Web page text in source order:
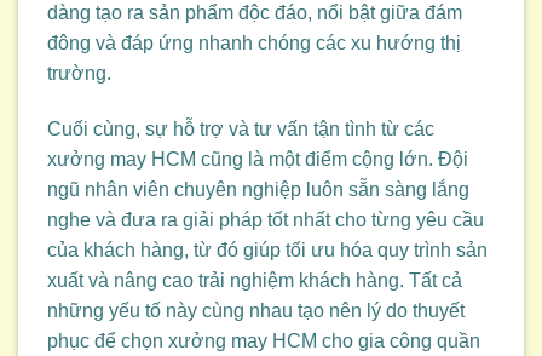
dàng tạo ra sản phẩm độc đáo, nổi bật giữa đám
đông và đáp ứng nhanh chóng các xu hướng thị
trường.
Cuối cùng, sự hỗ trợ và tư vấn tận tình từ các
xưởng may HCM cũng là một điểm cộng lớn. Đội
ngũ nhân viên chuyên nghiệp luôn sẵn sàng lắng
nghe và đưa ra giải pháp tốt nhất cho từng yêu cầu
của khách hàng, từ đó giúp tối ưu hóa quy trình sản
xuất và nâng cao trải nghiệm khách hàng. Tất cả
những yếu tố này cùng nhau tạo nên lý do thuyết
phục để chọn xưởng may HCM cho gia công quần